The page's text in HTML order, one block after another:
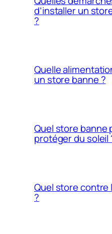
d’installer un
?
Quelle
un store banne ?
Quel store banne
protéger du soleil
Quel store contre
?